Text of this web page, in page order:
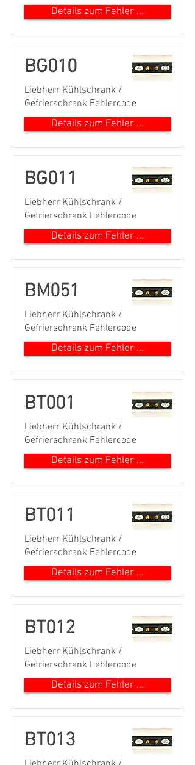
Details zum Fehler ...
BG010
Liebherr Kühlschrank /
Gefrierschrank Fehlercode
Details zum Fehler ...
BG011
Liebherr Kühlschrank /
Gefrierschrank Fehlercode
Details zum Fehler ...
BM051
Liebherr Kühlschrank /
Gefrierschrank Fehlercode
Details zum Fehler ...
BT001
Liebherr Kühlschrank /
Gefrierschrank Fehlercode
Details zum Fehler ...
BT011
Liebherr Kühlschrank /
Gefrierschrank Fehlercode
Details zum Fehler ...
BT012
Liebherr Kühlschrank /
Gefrierschrank Fehlercode
Details zum Fehler ...
BT013